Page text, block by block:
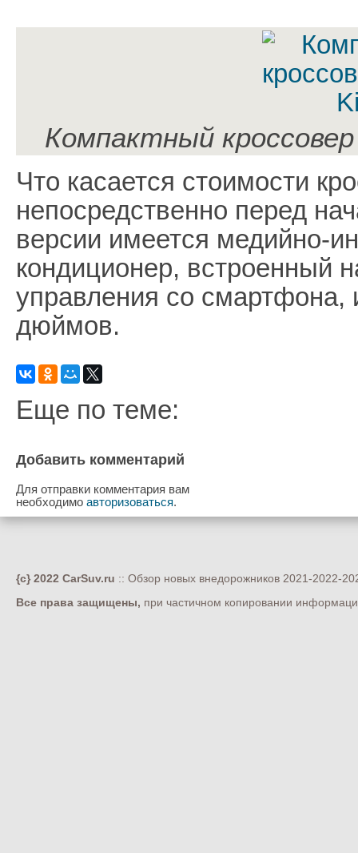
Компактный
Что касается стоимости
непосредственно перед
версии имеется медийно-
кондиционер, встроенный
управления со смартфона,
дюймов.
Еще по теме:
Добавить комментарий
Для отправки комментария вам
необходимо авторизоваться.
{c} 2022 CarSuv.ru :: Обзор новых внедорожников 2021-2022-
Все права защищены, при частичном копировании